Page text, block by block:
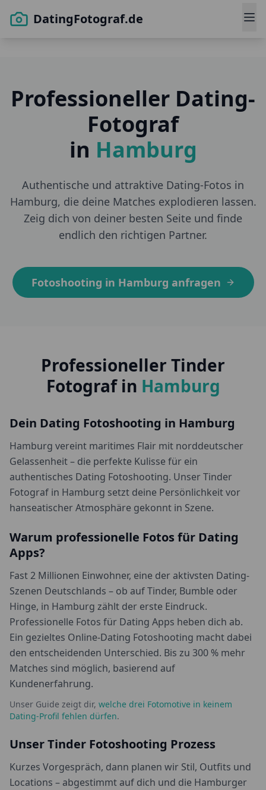
DatingFotograf.de
Professioneller Dating-
Fotograf
in Hamburg
Authentische und attraktive Dating-Fotos in
Hamburg, die deine Matches explodieren lassen.
Zeig dich von deiner besten Seite und finde
endlich den richtigen Partner.
Fotoshooting in Hamburg anfragen
Professioneller Tinder
Fotograf in Hamburg
Dein Dating Fotoshooting in Hamburg
Hamburg vereint maritimes Flair mit norddeutscher
Gelassenheit – die perfekte Kulisse für ein
authentisches Dating Fotoshooting. Unser Tinder
Fotograf in Hamburg setzt deine Persönlichkeit vor
hanseatischer Atmosphäre gekonnt in Szene.
Warum professionelle Fotos für Dating
Apps?
Fast 2 Millionen Einwohner, eine der aktivsten Dating-
Szenen Deutschlands – ob auf Tinder, Bumble oder
Hinge, in Hamburg zählt der erste Eindruck.
Professionelle Fotos für Dating Apps heben dich ab.
Ein gezieltes Online-Dating Fotoshooting macht dabei
den entscheidenden Unterschied. Bis zu 300 % mehr
Matches sind möglich, basierend auf
Kundenerfahrung.
Unser Guide zeigt dir, welche drei Fotomotive in keinem
Dating-Profil fehlen dürfen.
Unser Tinder Fotoshooting Prozess
Kurzes Vorgespräch, dann planen wir Stil, Outfits und
Locations – abgestimmt auf dich und die Hamburger